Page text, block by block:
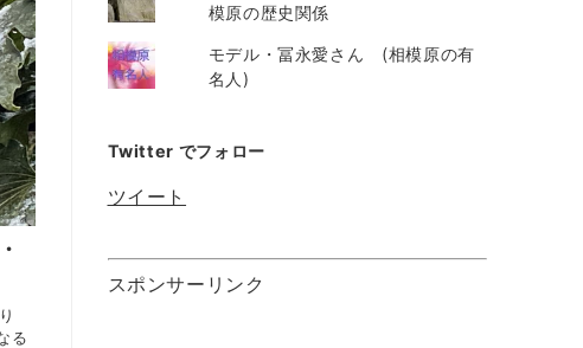
る
模原の歴史関係
モデル・冨永愛さん (相模原の有
名人)
Twitter でフォロー
ツイート
スポンサーリンク